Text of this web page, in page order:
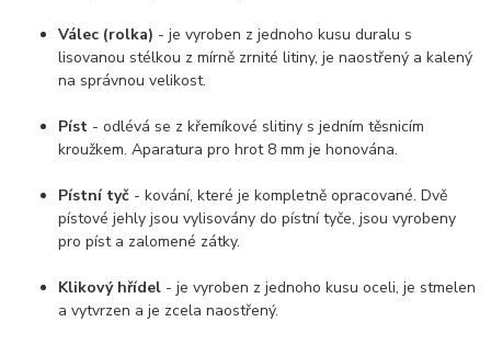
Válec (rolka) - je vyroben z jednoho kusu duralu s
lisovanou stélkou z mírně zrnité litiny, je naostřený a kalený
na správnou velikost.
Píst - odlévá se z křemíkové slitiny s jedním těsnicím
kroužkem. Aparatura pro hrot 8 mm je honována.
Pístní tyč - kování, které je kompletně opracované. Dvě
pístové jehly jsou vylisovány do pístní tyče, jsou vyrobeny
pro píst a zalomené zátky.
Klikový hřídel - je vyroben z jednoho kusu oceli, je stmelen
a vytvrzen a je zcela naostřený.